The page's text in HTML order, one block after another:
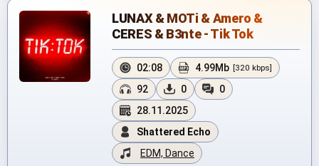
LUNAX & MOTi & Amero &
CERES & B3nte - Tik Tok
02:08 4.99Mb [320 kbps]
92 0
0
28.11.2025
Shattered Echo
EDM, Dance